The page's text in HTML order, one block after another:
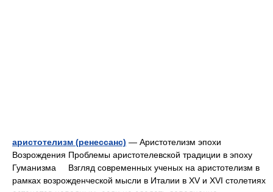
аристотелизм (ренессанс) — Аристотелизм эпохи
Возрождения Проблемы аристотелевской традиции в эпоху
Гуманизма Взгляд современных ученых на аристотелизм в
рамках возрожденческой мысли в Италии в XV и XVI столетиях